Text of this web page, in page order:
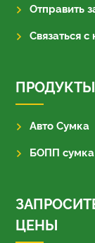
Отправить
Связаться с
ПРОДУКТЫ
Авто Сумка
БОПП сумка
ЦЕНЫ